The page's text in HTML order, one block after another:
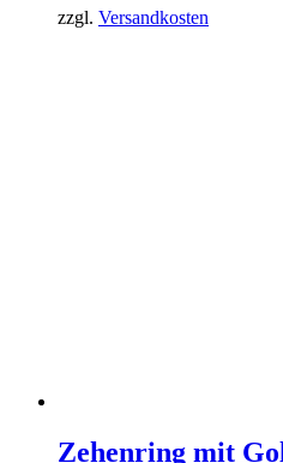
zzgl. Versandkosten
Zehenring mit